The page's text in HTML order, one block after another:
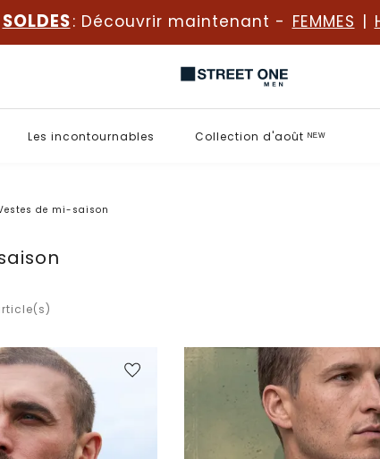
SOLDES: Découvrir maintenant - FEMMES |
Les incontournables Collection d'août ᴺᴱᵂ
de mi-saison